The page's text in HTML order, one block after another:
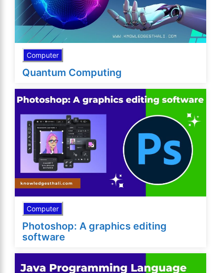
Computer
Quantum Computing
Computer
Photoshop: A graphics editing
software